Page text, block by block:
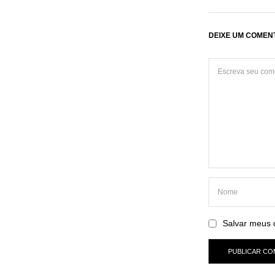
DEIXE UM
Salvar meus